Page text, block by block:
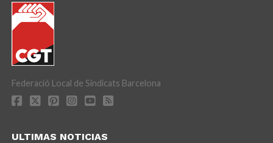
Federació Local de Sindicats Barcelona
ULTIMAS NOTICIAS